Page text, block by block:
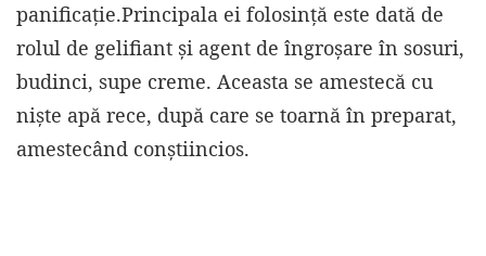
panificație.Principala ei folosință este dată de
rolul de gelifiant și agent de îngroșare în sosuri,
budinci, supe creme. Aceasta se amestecă cu
niște apă rece, după care se toarnă în preparat,
amestecând conștiincios.